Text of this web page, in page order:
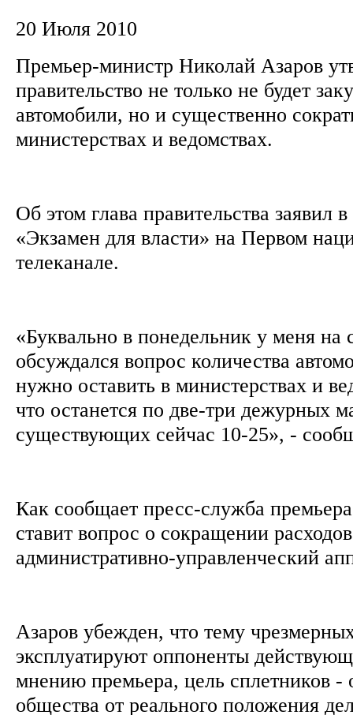
20 Июля 2010
Премьер-министр Николай Азаров
правительство не только не будет
автомобили, но и существенно
министерствах и ведомствах.
Об этом глава правительства заявил
«Экзамен для власти» на Первом
телеканале.
«Буквально в понедельник у меня на
обсуждался вопрос количества
нужно оставить в министерствах и
что останется по две-три дежурных
существующих сейчас 10-25», -
Как сообщает пресс-служба
ставит вопрос о сокращении
административно-управленческий
Азаров убежден, что тему
эксплуатируют оппоненты
мнению премьера, цель сплетников -
общества от реального положения